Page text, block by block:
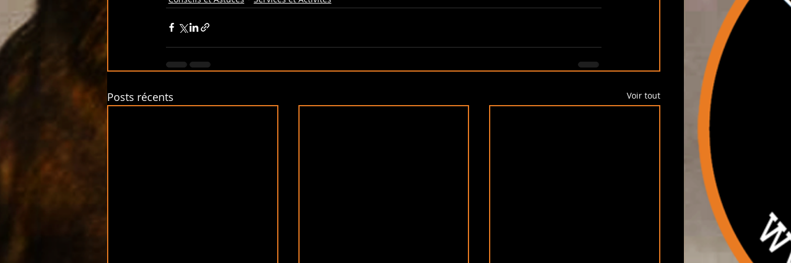
Posts récents Voir tout